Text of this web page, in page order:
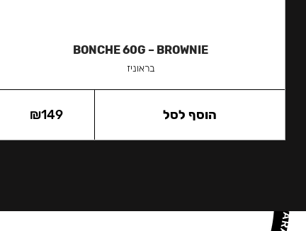
BONCHE 60G – BROWNIE
בראוניז
₪149 הוסף לסל